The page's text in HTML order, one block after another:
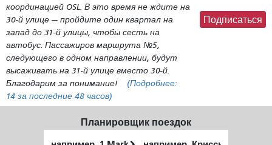
координацией OSL. В это время не ждите на
30-й улице — пройдите один квартал на
запад до 31-й улицы, чтобы сесть на
автобус. Пассажиров маршрута №5,
следующего в одном направлении, будут
высаживать на 31-й улице вместо 30-й.
Благодарим за понимание!
(Подробнее:
14 за последние 48 часов)
Подписаться
Планировщик поездок